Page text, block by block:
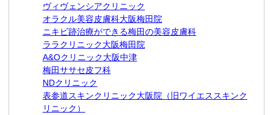
ヴィヴェンシアクリニック
オラクル美容皮膚科大阪梅田院
ニキビ跡治療ができる梅田の美容皮膚科
ララクリニック大阪梅田院
A&Oクリニック大阪中津
梅田ササセ皮フ科
NDクリニック
表参道スキンクリニック大阪院（旧ワイエススキンク
リニック）